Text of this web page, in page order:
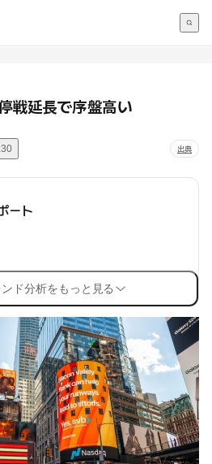
戦延長で序盤高い
出典
ート
ド分析をもっと見る